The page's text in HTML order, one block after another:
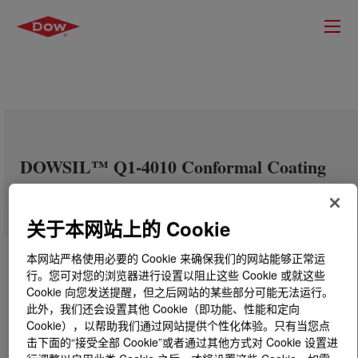
DOWSIL™ Q1-4010 Conformal Coating
关于本网站上的 Cookie
本网站严格使用必要的 Cookie 来确保我们的网站能够正常运
行。您可对您的浏览器进行设置以阻止这些 Cookie 或就这些
Cookie 向您发送提醒，但之后网站的某些部分可能无法运行。
此外，我们还会设置其他 Cookie（即功能、性能和定向
Cookie），以帮助我们通过网站提供个性化体验。只有当您点
击下面的“接受全部 Cookie”或者通过其他方式对 Cookie 设置进